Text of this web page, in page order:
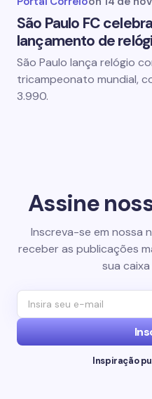
São Paulo FC
lançamento de
São Paulo lança relógio
tricampeonato mundial,
3.990.
Assine
Inscreva-se em nossa
receber as publicações
sua
Inspiração